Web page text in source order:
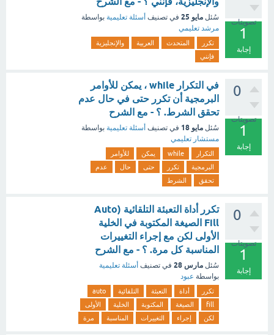
تصويتات
1
إجابة
سُئل مايو 25 في تصنيف أسئلة تعليمية بواسطة
مرشد تعليمي
تكرر المتحدث العربية
والإنجليزية
فإنني
0
تصويتات
1
إجابة
في التكرار while ، يمكن للأوامر
البرمجية أن تكرر حتى في حال عدم
تحقق الشرط. ؟ - مع الشرح
سُئل مايو 18 في تصنيف أسئلة تعليمية بواسطة
مستشار تعليمي
التكرار while يمكن
للأوامر
البرمجية
تكرر حتى حال
عدم
تحقق
الشرط
0
تصويتات
1
إجابة
تكرر أداة التعبئة التلقائية (Auto
Fill الصيغة المكتوبة في الخلية
الأولى لكن مع إجراء التغييرات
المناسبة كل مرة. ؟ - مع الشرح
سُئل مارس 28 في تصنيف أسئلة تعليمية
بواسطة عبود
تكرر أداة التعبئة التلقائية
auto
fill
الصيغة المكتوبة الخلية
الأولى
لكن
إجراء التغييرات المناسبة مرة